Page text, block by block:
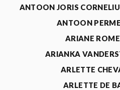
ANTOON JORIS
ANTOON
ARIANE
ARIANKA
ARLETTE
ARLETTE DE